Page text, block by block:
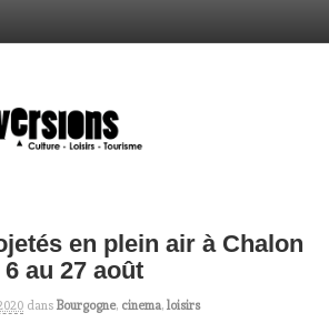
en plein air à Chalon
au 27 août
dans Bourgogne, cinema, loisirs